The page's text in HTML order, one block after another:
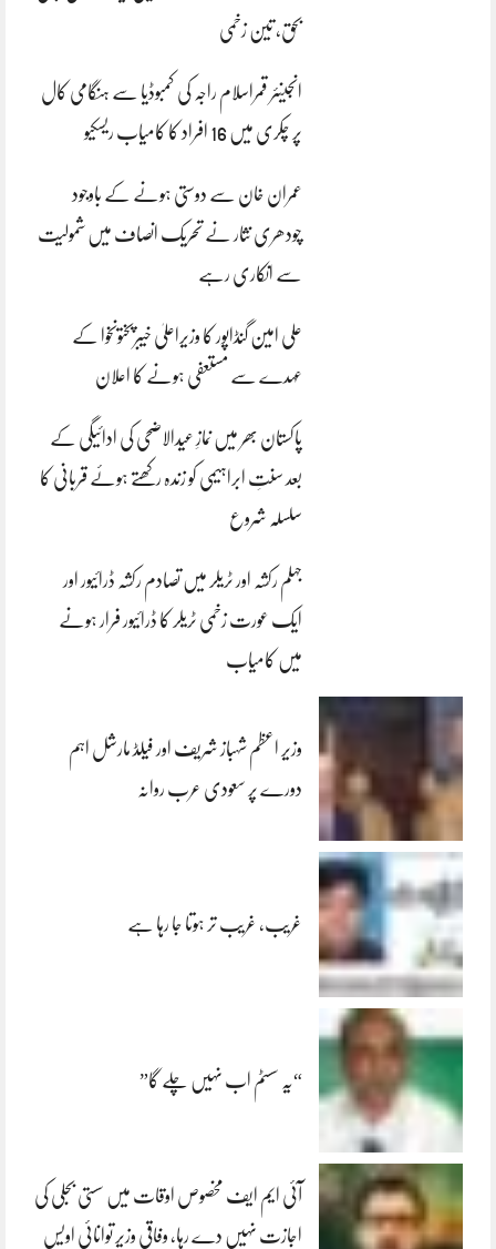
بحق، تین زخمی
انجینئر قمراسلام راجہ کی کمبوڈیا سے ہنگامی کال
پر چکری میں 16 افراد کا کامیاب ریسکیو
عمران خان سے دوستی ہونے کے باوجود
چودھری نثار نے تحریک انصاف میں شمولیت
سے انکاری رہے
علی امین گنڈاپور کا وزیراعلیٰ خیبرپختونخوا کے
عہدے سے مستعفی ہونے کا اعلان
پاکستان بھر میں نمازِ عیدالاضحی کی ادائیگی کے
بعد سنتِ ابراہیمی کو زندہ رکھتے ہوئے قربانی کا
سلسلہ شروع
جہلم رکشہ اور ٹریلر میں تصادم رکشہ ڈرائیور اور
ایک عورت زخمی ٹریلر کا ڈرائیور فرار ہونے
میں کامیاب
وزیر اعظم شہباز شریف اور فیلڈ مارشل اہم
دورے پر سعودی عرب روانہ
غریب، غریب تر ہوتا جا رہا ہے
“یہ سسٹم اب نہیں چلے گا”
آئی ایم ایف مخصوص اوقات میں سستی بجلی کی
اجازت نہیں دے رہا، وفاقی وزیر توانائی اویس